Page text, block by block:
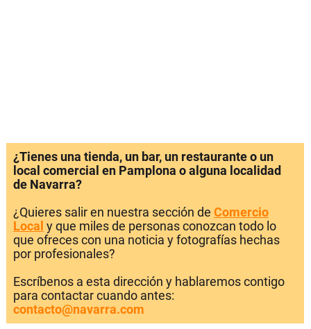
¿Tienes una tienda, un bar, un restaurante o un
local comercial en Pamplona o alguna localidad
de Navarra?
¿Quieres salir en nuestra sección de Comercio
Local y que miles de personas conozcan todo lo
que ofreces con una noticia y fotografías hechas
por profesionales?
Escríbenos a esta dirección y hablaremos contigo
para contactar cuando antes:
contacto@navarra.com